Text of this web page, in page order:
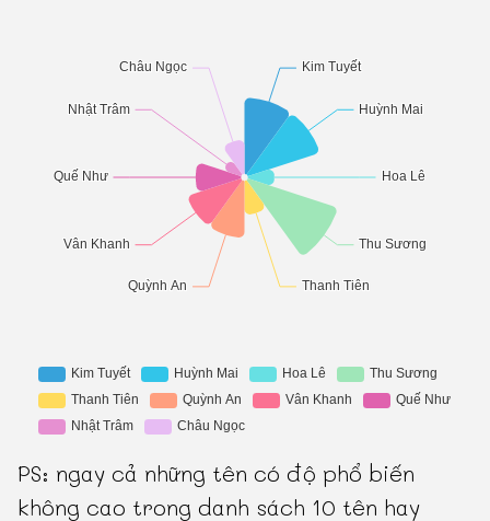
PS: ngay cả những tên có độ phổ biến
không cao trong danh sách 10 tên hay